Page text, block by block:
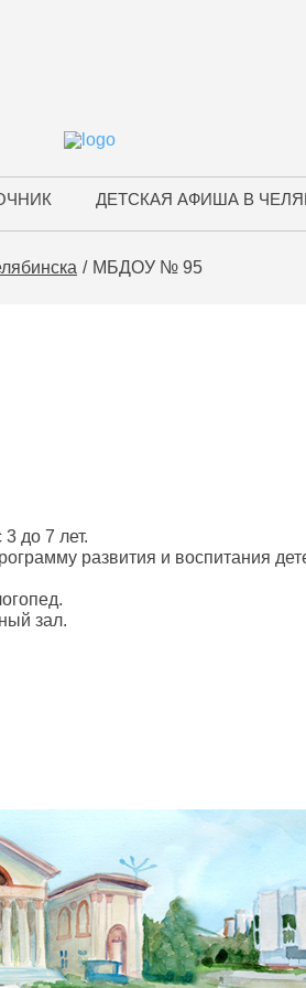
ДЕТСКАЯ АФИША В
МБДОУ № 95
до 7 лет.
развития и воспитания
зал.